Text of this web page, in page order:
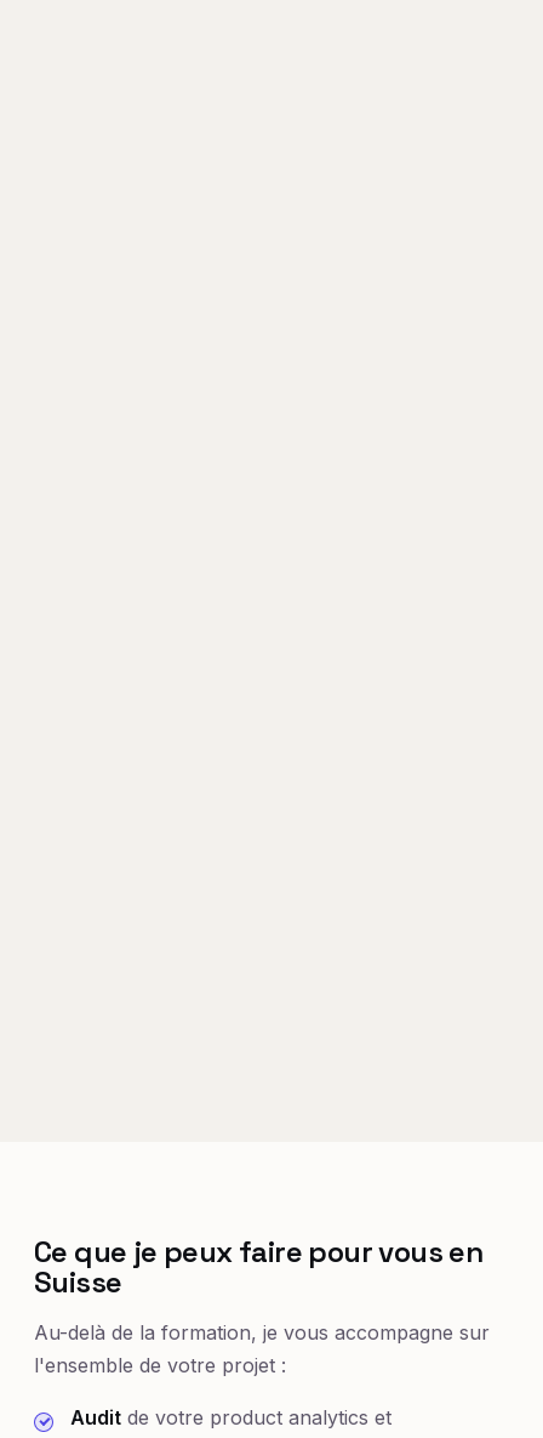
Ce que je peux faire pour vous en
Suisse
Au-delà de la formation, je vous accompagne sur
l'ensemble de votre projet :
Audit de votre product analytics et